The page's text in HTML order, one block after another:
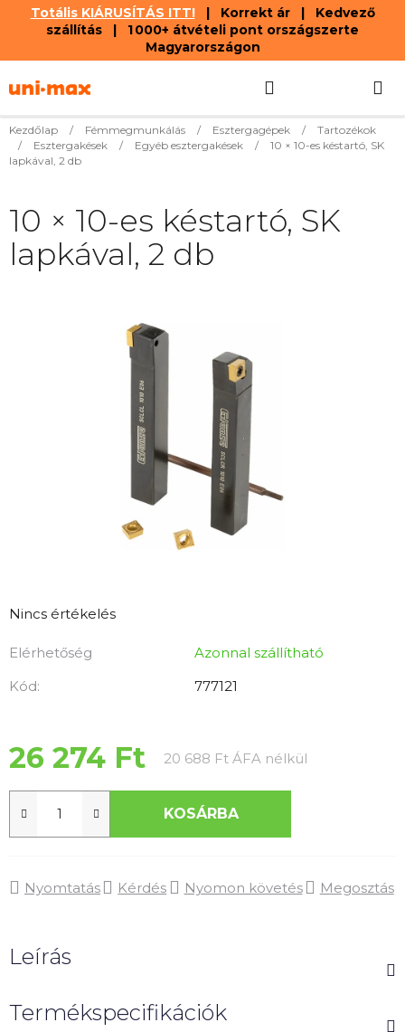
Totális KIÁRUSÍTÁS ITT!| Korrekt ár | Kedvező
szállítás | 1 000+ átvételi pont országszerte
Magyarországon
tartalomhoz
KOSÁR
Kezdőlap / Fémmegmunkálás / Esztergagépek /
Tartozékok
/
Esztergakések / Egyéb esztergakések /
10 × 10-es késtartó, SK
lapkával, 2 db
A
átlagos
értékelése
0,0
csillag.
Nincs értékelés
Elérhetőség
Azonnal szállítható
Kód:
777121
26 274 Ft 20 688 Ft ÁFA nélkül
KOSÁRBA
Nyomtatás Kérdés Nyomon követés Megosztás
10 × 10-es késtartó, SK
lapkával, 2 db
Leírás
Termékspecifikációk